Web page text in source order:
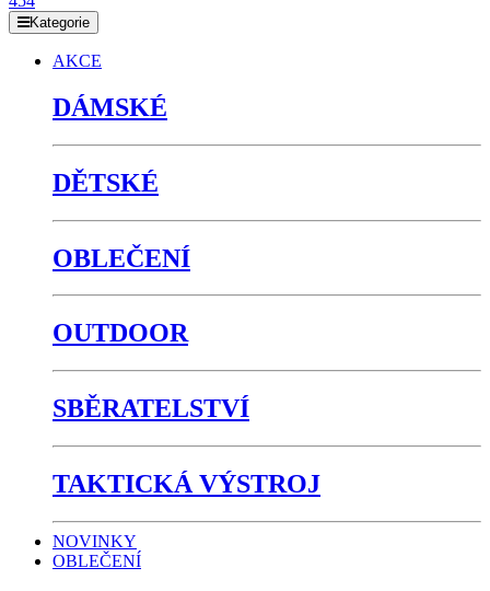
Kategorie
AKCE
DÁMSKÉ
DĚTSKÉ
OBLEČENÍ
OUTDOOR
SBĚRATELSTVÍ
TAKTICKÁ VÝSTROJ
NOVINKY
OBLEČENÍ